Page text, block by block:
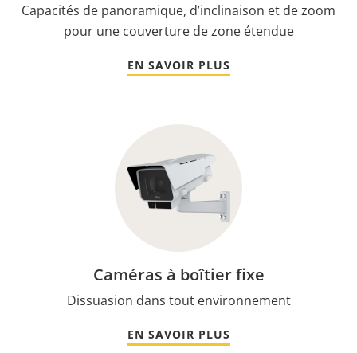
Capacités de panoramique, d’inclinaison et de zoom
pour une couverture de zone étendue
EN SAVOIR PLUS
Caméras à boîtier fixe
Dissuasion dans tout environnement
EN SAVOIR PLUS